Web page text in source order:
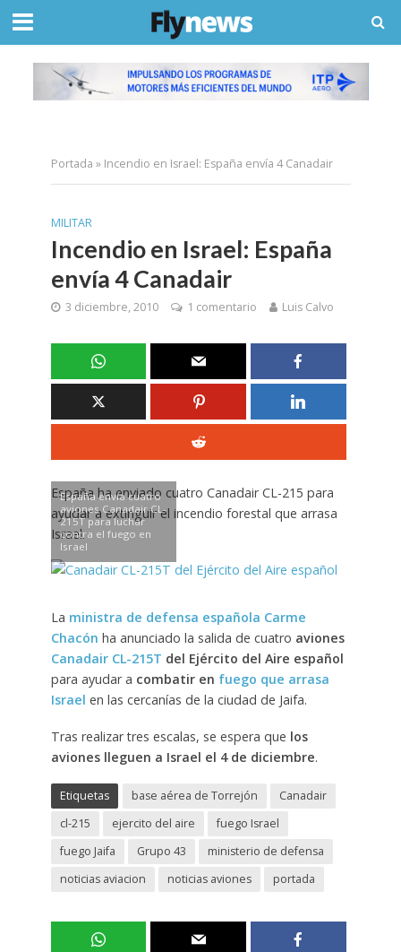
Portada » Incendio en Israel: España envía 4 Canadair
MILITAR
Incendio en Israel: España
envía 4 Canadair
3 diciembre, 2010 1 comentario Luis Calvo
España ha enviado cuatro Canadair CL-215 para
ayudar a extinguir el incendio forestal que arrasa
Israel.
España envía cuatro
aviones Canadair CL-
215T para luchar
contra el fuego en
Israel
La ministra de defensa española Carme
Chacón ha anunciado la salida de cuatro aviones
Canadair CL-215T del Ejército del Aire español
para ayudar a combatir en fuego que arrasa
Israel en las cercanías de la ciudad de Jaifa.
Tras realizar tres escalas, se espera que los
aviones lleguen a Israel el 4 de diciembre.
Etiquetas base aérea de Torrejón
Canadair
cl-215
ejercito del aire
fuego Israel
fuego Jaifa
Grupo 43
ministerio de defensa
noticias aviacion
noticias aviones portada